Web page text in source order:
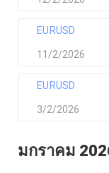
EURUSD
11/2/2026
EURUSD
3/2/2026
มกราคม